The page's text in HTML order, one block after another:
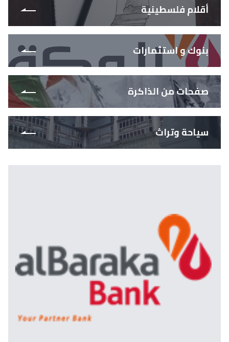
أقلام فلسطينية
بنوك و استثمارات
صفحات من الذاكرة
سياحة وتراث